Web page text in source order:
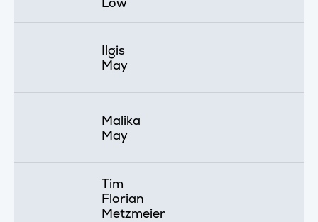
Ilgis
May
Malika
May
Tim
Florian
Metzmeier